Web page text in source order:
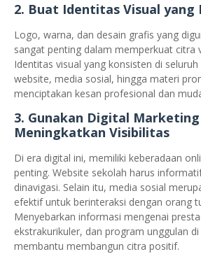
2. Buat Identitas Visual yang
Logo, warna, dan desain grafis yang
sangat penting dalam memperkuat citra
Identitas visual yang konsisten di
website, media sosial, hingga materi
menciptakan kesan profesional dan
3. Gunakan Digital
Meningkatkan Visibilitas
Di era digital ini, memiliki keberadaan
penting. Website sekolah harus
dinavigasi. Selain itu, media sosial
efektif untuk berinteraksi dengan orang
Menyebarkan informasi mengenai
ekstrakurikuler, dan program unggulan
membantu membangun citra positif.